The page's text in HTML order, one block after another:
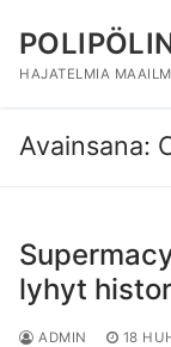
sisältöön
HAJATELMIA
Avainsana:
lyhyt
ADMIN 18